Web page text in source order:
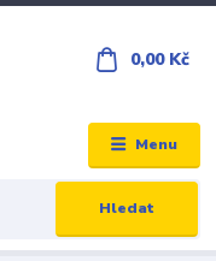
Menu
Hledat
0,00 Kč